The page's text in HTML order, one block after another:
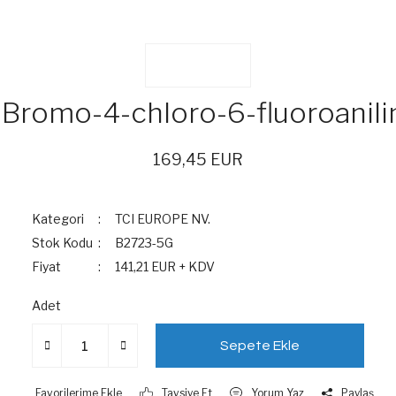
4-chloro-6-
169,45 EUR
Kategori
TCI EUROPE NV.
Stok Kodu
B2723-5G
Fiyat
141,21 EUR + KDV
Adet
Sepete Ekle
Tavsiye Et Yorum Yaz Paylaş